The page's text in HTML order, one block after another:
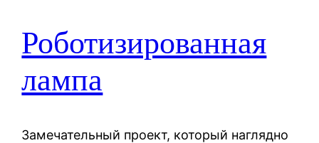
Роботизированная
лампа
Замечательный проект, который наглядно